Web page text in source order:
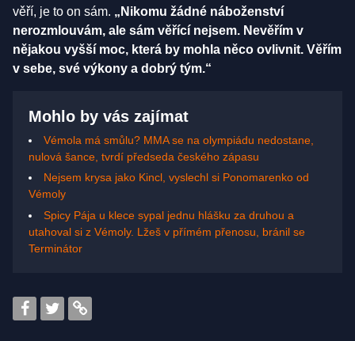
věří, je to on sám. „Nikomu žádné náboženství
nerozmlouvám, ale sám věřící nejsem. Nevěřím v
nějakou vyšší moc, která by mohla něco ovlivnit. Věřím
v sebe, své výkony a dobrý tým.“
Mohlo by vás zajímat
Vémola má smůlu? MMA se na olympiádu nedostane,
nulová šance, tvrdí předseda českého zápasu
Nejsem krysa jako Kincl, vyslechl si Ponomarenko od
Vémoly
Spicy Pája u klece sypal jednu hlášku za druhou a
utahoval si z Vémoly. Lžeš v přímém přenosu, bránil se
Terminátor